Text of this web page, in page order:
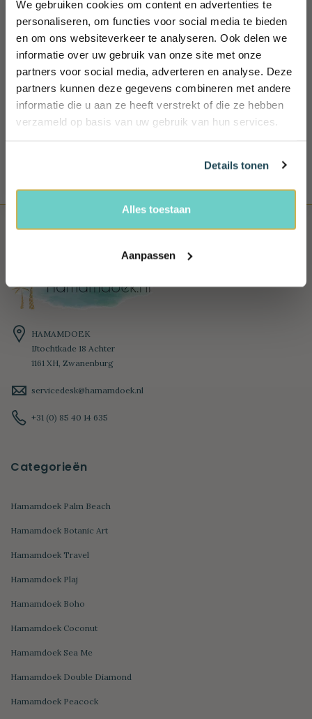
We gebruiken cookies om content en advertenties te
personaliseren, om functies voor social media te bieden
en om ons websiteverkeer te analyseren. Ook delen we
informatie over uw gebruik van onze site met onze
partners voor social media, adverteren en analyse. Deze
partners kunnen deze gegevens combineren met andere
informatie die u aan ze heeft verstrekt of die ze hebben
verzameld op basis van uw gebruik van hun services.
Details tonen
Alles toestaan
Aanpassen
tel: +31 (0)85 - 4014635
100 DAGEN BEDENKTIJD
Retourneren mag binnen 100 dagen. Uiteraard mag je het
product niet hebben gebruikt
100% VEILIG BETALEN
Bij ons betaal je veilig, snel en heel gemakkelijk
HAMAMDOEK
IJtochtkade 18 Achter
1161 XH, Zwanenburg
servicedesk@hamamdoek.nl
+31 (0) 85 40 14 635
Categorieën
Hamamdoek Palm Beach
Hamamdoek Botanic Art
Hamamdoek Travel
Hamamdoek Plaj
Hamamdoek Boho
Hamamdoek Coconut
Hamamdoek Sea Me
Hamamdoek Double Diamond
Hamamdoek Peacock
Wil jij 10%
korting
ontvangen?
voordelen, (reis) tips én 10% korting!
Name